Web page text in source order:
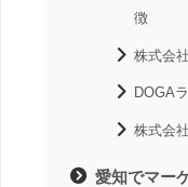
徴
株式会
DOGA
株式会
愛知でマー